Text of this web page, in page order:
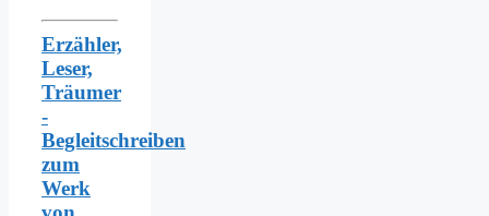
Erzähler,
Leser,
Träumer
-
Begleitschreiben
zum
Werk